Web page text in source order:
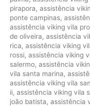
pirapora, assistência
ponte campinas,
assistência viking vila
de oliveira, assistência
rica, assistência viking
rossi, assistência viking
salermo, assistência
vila santa marina,
assistência viking vila
ii, assistência viking vila
joão batista, assistência